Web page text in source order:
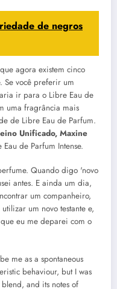
de negros
agora existem cinco
Se você preferir um
ir para o Libre Eau de
uma fragrância mais
de Libre Eau de Parfum.
Unificado, Maxine
de Parfum Intense.
Quando digo 'novo
antes. E ainda um dia,
um companheiro,
um novo testante e,
eu me deparei com o
me as a spontaneous
behaviour, but I was
and its notes of